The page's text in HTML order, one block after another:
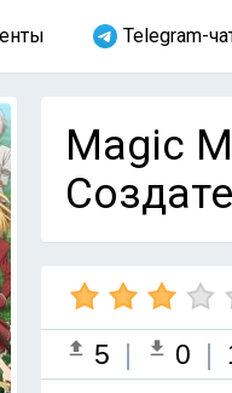
Telegram-
Magic
5 | 0 |